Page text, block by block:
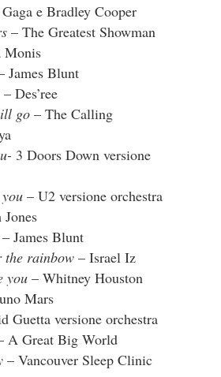
e Bradley Cooper
– The Greatest Showman
James Blunt
– Des’ree
go– The Calling
3 Doors Down versione
– U2 versione orchestra
James Blunt
the rainbow– Israel Iz
you– Whitney Houston
Mars
Guetta versione orchestra
A Great Big World
– Vancouver Sleep Clinic